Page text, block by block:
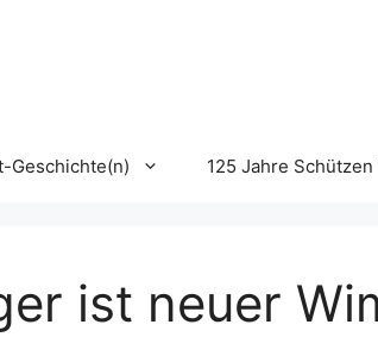
Geschichte(n) 125 Jahre
ist neuer